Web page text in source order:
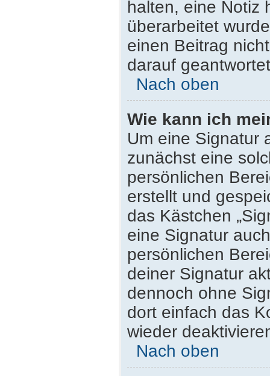
halten, eine Notiz
überarbeitet
einen Beitrag
darauf
Nach oben
Wie kann ich
Um eine Signatur
zunächst eine
persönlichen
erstellt und
das Kästchen
eine Signatur
persönlichen
deiner Signatur
dennoch ohne
dort einfach das
wieder
Nach oben